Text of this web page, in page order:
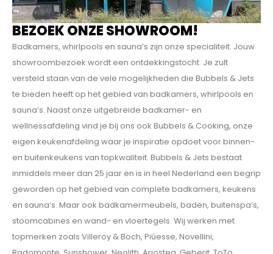
BEZOEK ONZE SHOWROOM!
Badkamers, whirlpools en sauna’s zijn onze specialiteit. Jouw
showroombezoek wordt een ontdekkings­tocht. Je zult
versteld staan van de vele mogelijkheden die Bubbels & Jets
te bieden heeft op het gebied van badkamers, whirlpools en
sauna’s. Naast onze uitgebreide badkamer- en
wellnessafdeling vind je bij ons ook Bubbels & Cooking, onze
eigen keukenafdeling waar je inspiratie opdoet voor binnen-
en buitenkeukens van topkwaliteit. Bubbels & Jets bestaat
inmiddels meer dan 25 jaar en is in heel Nederland een begrip
geworden op het gebied van complete badkamers, keukens
en sauna’s. Maar ook badkamermeubels, baden, buitenspa’s,
stoomcabines en wand- en vloertegels. Wij werken met
topmerken zoals Villeroy & Boch, Piúesse, Novellini,